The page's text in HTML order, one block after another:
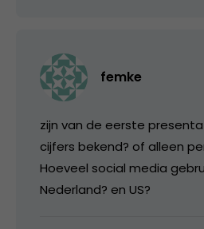
femke
zijn van de eerste
cijfers bekend? of alleen
Hoeveel social media
Nederland? en US?